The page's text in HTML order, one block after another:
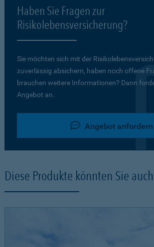
Haben Sie Fragen zur
Risikolebensversicherung?
Sie möchten sich mit der
zuverlässig absichern, haben noch offene
brauchen weitere Informationen? Dann
Angebot an.
Angebot anfordern
Diese Produkte könnten Sie